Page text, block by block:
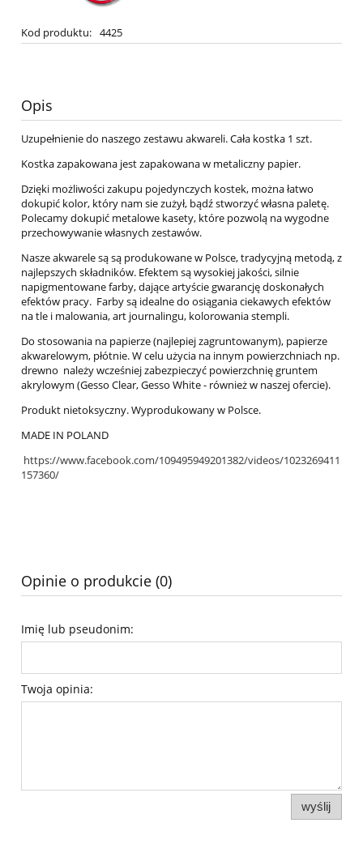
Kod produktu: 4425
Opis
Uzupełnienie do naszego zestawu akwareli. Cała kostka 1 szt.
Kostka zapakowana jest zapakowana w metaliczny papier.
Dzięki możliwości zakupu pojedynczych kostek, można łatwo
dokupić kolor, który nam sie zużył, bądź stworzyć własna paletę.
Polecamy dokupić metalowe kasety, które pozwolą na wygodne
przechowywanie własnych zestawów.
Nasze akwarele są są produkowane w Polsce, tradycyjną metodą, z
najlepszych składników. Efektem są wysokiej jakości, silnie
napigmentowane farby, dające artyście gwarancję doskonałych
efektów pracy. Farby są idealne do osiągania ciekawych efektów
na tle i malowania, art journalingu, kolorowania stempli.
Do stosowania na papierze (najlepiej zagruntowanym), papierze
akwarelowym, płótnie. W celu użycia na innym powierzchniach np.
drewno należy wcześniej zabezpieczyć powierzchnię gruntem
akrylowym (Gesso Clear, Gesso White - również w naszej ofercie).
Produkt nietoksyczny. Wyprodukowany w Polsce.
MADE IN POLAND
https://www.facebook.com/109495949201382/videos/1023269411
157360/
Opinie o produkcie (0)
Imię lub pseudonim:
Twoja opinia:
wyślij